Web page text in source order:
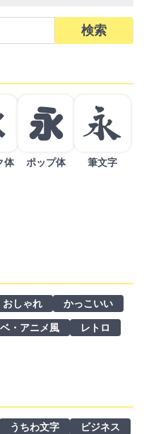
体 ポップ体 筆文字
おしゃれ
かっこいい
・アニメ風
レトロ
うちわ文字
ビジネス